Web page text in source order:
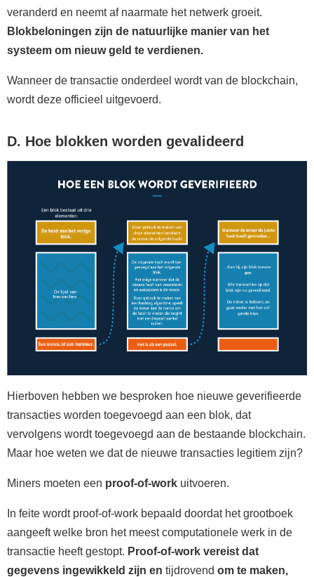
veranderd en neemt af naarmate het netwerk groeit.
Blokbeloningen zijn de natuurlijke manier van het
systeem om nieuw geld te verdienen.
Wanneer de transactie onderdeel wordt van de blockchain,
wordt deze officieel uitgevoerd.
D. Hoe blokken worden gevalideerd
Hierboven hebben we besproken hoe nieuwe geverifieerde
transacties worden toegevoegd aan een blok, dat
vervolgens wordt toegevoegd aan de bestaande blockchain.
Maar hoe weten we dat de nieuwe transacties legitiem zijn?
Miners moeten een proof-of-work uitvoeren.
In feite wordt proof-of-work bepaald doordat het grootboek
aangeeft welke bron het meest computationele werk in de
transactie heeft gestopt. Proof-of-work vereist dat
gegevens ingewikkeld zijn en tijdrovend om te maken,